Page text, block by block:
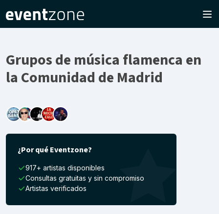
Grupos de música flamenca en
la Comunidad de Madrid
¿Por qué Eventzone?
917+ artistas disponibles
Consultas gratuitas y sin compromiso
Artistas verificados